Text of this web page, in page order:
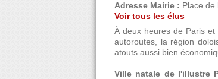
Adresse Mairie : Place de
Voir tous les élus
À deux heures de Paris
autoroutes, la région
atouts aussi bien
Ville natale de l'illustre